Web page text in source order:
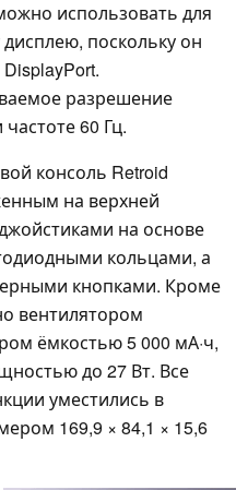
использовать для
поскольку он
разрешение
60 Гц.
консоль Retroid
на верхней
на основе
кольцами, а
кнопками. Кроме
вентилятором
ёмкостью 5 000 мА·ч,
до 27 Вт. Все
уместились в
169,9 × 84,1 × 15,6